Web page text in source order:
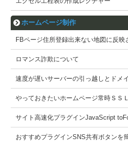
ホームページ制作
FBページ住所登録出来ない地図に反映
ロマンス詐欺について
速度が遅いサーバーの引っ越しとドメ
やっておきたいホームページ常時ＳＳＬ
サイト高速化プラグインJavaScript
おすすめプラグインSNS共有ボタンを